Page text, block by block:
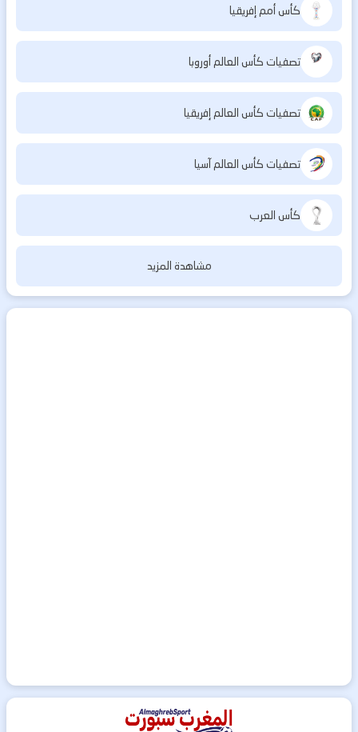
كأس أمم إفريقيا
تصفيات كأس العالم أوروبا
تصفيات كأس العالم إفريقيا
تصفيات كأس العالم آسيا
كأس العرب
مشاهدة المزيد